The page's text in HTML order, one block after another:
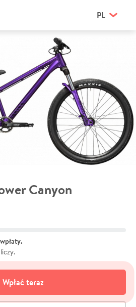
PL
Canyon
Wpłać teraz